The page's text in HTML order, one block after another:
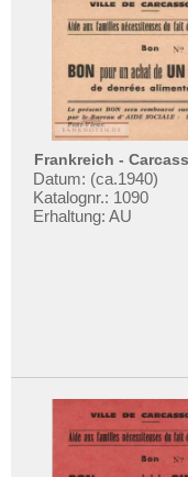
Griechenland
Grönland
Grossbritannien
Guernsey
Irland
Island
Isle of Man
Liechtenstein
Testbanknoten
Banknotenbriefe
Kataloge
Aufbewahrung
Gutscheine
Ihre Bewertungen
Kontakt
Erhaltungsgrade
Gratisbanknoten
FAQ
Frankreich -
Datum: (ca.1940)
Katalognr.: 1090
Erhaltung: AU